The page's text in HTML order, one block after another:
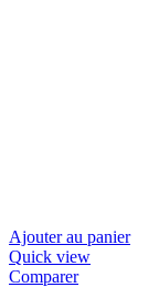
Ajouter au panier
Quick view
Comparer